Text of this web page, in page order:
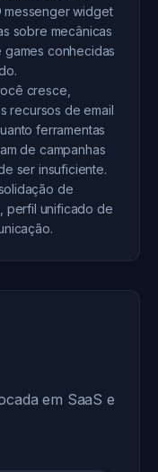
widget
sobre mecânicas
games conhecidas
cresce,
recursos de email
ferramentas
de campanhas
ser insuficiente.
de
perfil unificado de
em SaaS e